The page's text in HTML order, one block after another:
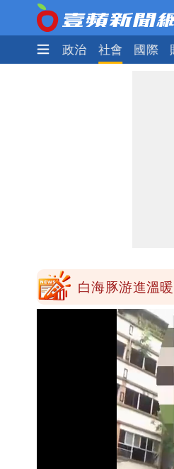
生活 政治 社會 國際
白海豚游進溫
97萬網紅「
慈濟遭詐10億
藍昔狂譙擋
慈濟被騙10
老公外遇修復